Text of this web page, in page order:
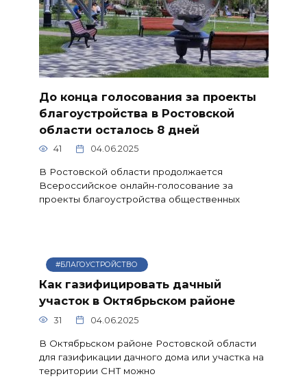
До конца голосования за проекты
благоустройства в Ростовской
области осталось 8 дней
41 04.06.2025
В Ростовской области продолжается
Всероссийское онлайн-голосование за
проекты благоустройства общественных
#БЛАГОУСТРОЙСТВО
Как газифицировать дачный
участок в Октябрьском районе
31 04.06.2025
В Октябрьском районе Ростовской области
для газификации дачного дома или участка на
территории СНТ можно